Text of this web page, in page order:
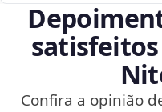
Confira a opinião